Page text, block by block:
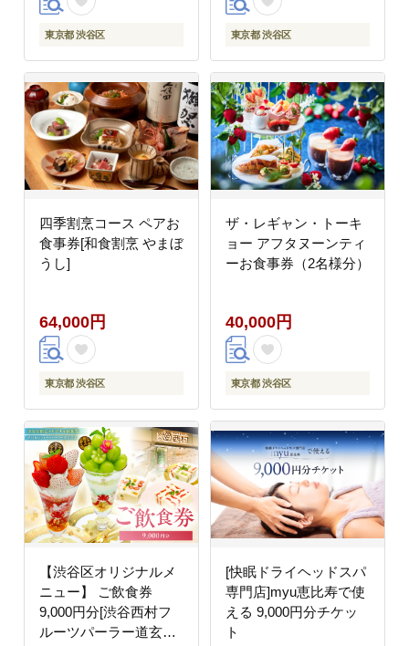
東京都 渋谷区 東京都 渋谷区
四季割烹コース ペアお
食事券[和食割烹 やまぼ
うし]
64,000円
東京都 渋谷区
ザ・レギャン・トーキ
ョー アフタヌーンティ
ーお食事券（2名様分）
40,000円
東京都 渋谷区
【渋谷区オリジナルメ
ニュー】 ご飲食券
9,000円分[渋谷西村フ
ルーツパーラー道玄坂
[快眠ドライヘッドスパ
専門店]myu恵比寿で使
える 9,000円分チケッ
ト